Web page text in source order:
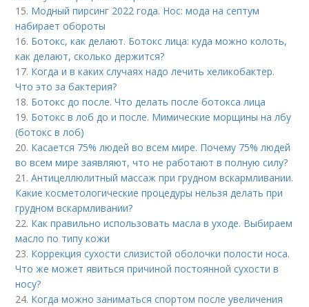
15. Модный пирсинг 2022 года. Нос: мода на септум
набирает обороты
16. Ботокс, как делают. Ботокс лица: куда можно колоть,
как делают, сколько держится?
17. Когда и в каких случаях надо лечить хеликобактер.
Что это за бактерия?
18. Ботокс до после. Что делать после ботокса лица
19. Ботокс в лоб до и после. Мимические морщины на лбу
(ботокс в лоб)
20. Касается 75% людей во всем мире. Почему 75% людей
во всем мире заявляют, что не работают в полную силу?
21.Антицеллюлитный массаж при грудном вскармливании.
Какие косметологические процедуры нельзя делать при
грудном вскармливании?
22. Как правильно использовать масла в уходе. Выбираем
масло по типу кожи
23. Коррекция сухости слизистой оболочки полости носа.
Что же может явиться причиной постоянной сухости в
носу?
24. Когда можно заниматься спортом после увеличения